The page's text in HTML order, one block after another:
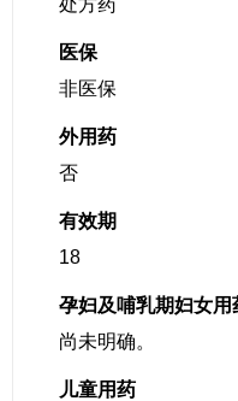
处方药
医保
非医保
外用药
否
有效期
18
孕妇及哺乳期妇女用
尚未明确。
儿童用药